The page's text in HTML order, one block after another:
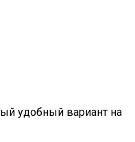
удобный вариант на